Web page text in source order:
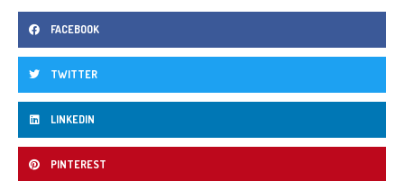
FACEBOOK
TWITTER
LINKEDIN
PINTEREST